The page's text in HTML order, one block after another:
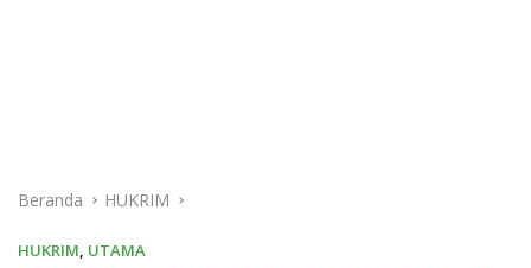
Beranda HUKRIM
HUKRIM, UTAMA